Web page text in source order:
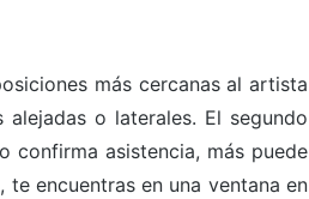
más cercanas al artista
o laterales. El segundo
confirma asistencia, más puede
encuentras en una ventana en